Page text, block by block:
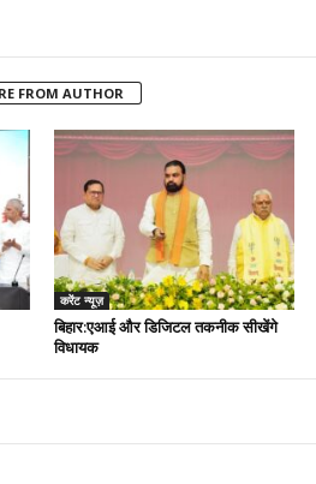
FROM AUTHOR
करेंट न्यूज़
बिहार:एआई और डिजिटल तकनीक सीखेंगे
विधायक